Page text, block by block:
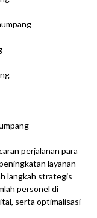
perjalanan para
layanan
langkah strategis
personel di
serta optimalisasi